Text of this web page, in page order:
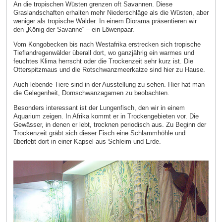
An die tropischen Wüsten grenzen oft Savannen. Diese
Graslandschaften erhalten mehr Niederschläge als die Wüsten, aber
weniger als tropische Wälder. In einem Diorama präsentieren wir
den „König der Savanne“ – ein Löwenpaar.
Vom Kongobecken bis nach Westafrika erstrecken sich tropische
Tieflandregenwälder überall dort, wo ganzjährig ein warmes und
feuchtes Klima herrscht oder die Trockenzeit sehr kurz ist. Die
Otterspitzmaus und die Rotschwanzmeerkatze sind hier zu Hause.
Auch lebende Tiere sind in der Ausstellung zu sehen. Hier hat man
die Gelegenheit, Dornschwanzagamen zu beobachten.
Besonders interessant ist der Lungenfisch, den wir in einem
Aquarium zeigen. In Afrika kommt er in Trockengebieten vor. Die
Gewässer, in denen er lebt, trocknen periodisch aus. Zu Beginn der
Trockenzeit gräbt sich dieser Fisch eine Schlammhöhle und
überlebt dort in einer Kapsel aus Schleim und Erde.